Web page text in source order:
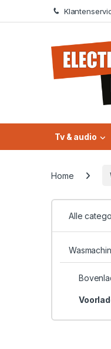
Skip to navigation
Skip to content
Tv & audio
Home
Alle